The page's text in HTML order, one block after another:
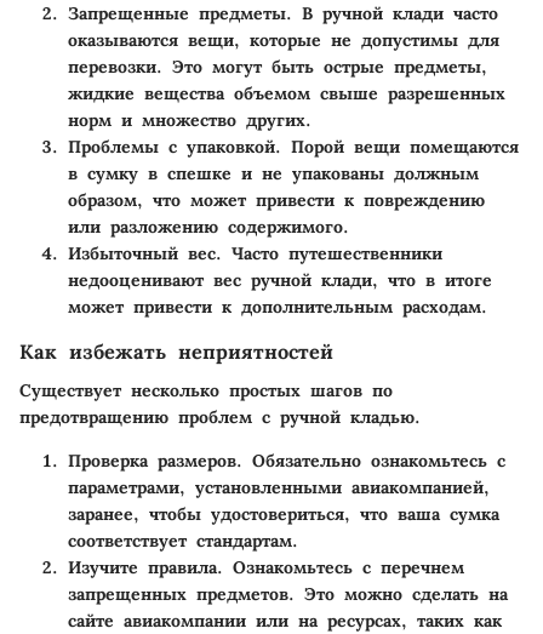
Запрещенные предметы. В ручной клади часто
оказываются вещи, которые не допустимы для
перевозки. Это могут быть острые предметы,
жидкие вещества объемом свыше разрешенных
норм и множество других.
Проблемы с упаковкой. Порой вещи помещаются
в сумку в спешке и не упакованы должным
образом, что может привести к повреждению
или разложению содержимого.
Избыточный вес. Часто путешественники
недооценивают вес ручной клади, что в итоге
может привести к дополнительным расходам.
Как избежать неприятностей
Существует несколько простых шагов по
предотвращению проблем с ручной кладью.
Проверка размеров. Обязательно ознакомьтесь с
параметрами, установленными авиакомпанией,
заранее, чтобы удостовериться, что ваша сумка
соответствует стандартам.
Изучите правила. Ознакомьтесь с перечнем
запрещенных предметов. Это можно сделать на
сайте авиакомпании или на ресурсах, таких как